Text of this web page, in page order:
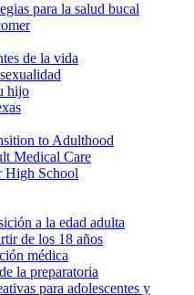
para la salud bucal
de la vida
hijo
to Adulthood
Medical Care
High School
a la edad adulta
de los 18 años
médica
la preparatoria
para adolescentes y